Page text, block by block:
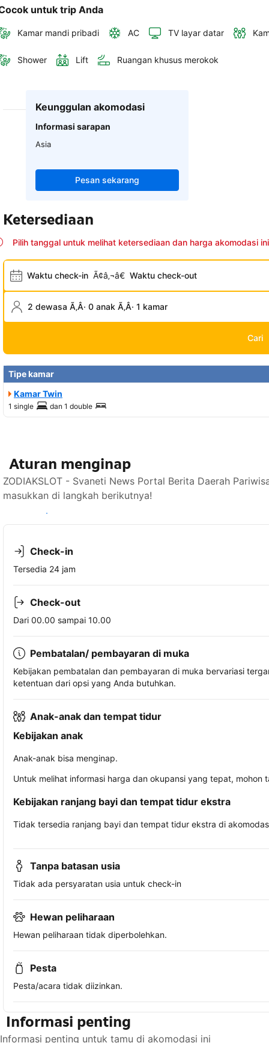
untuk trip Anda
Kamar mandi pribadi AC TV layar datar
Shower Lift Ruangan khusus merokok
Keunggulan akomodasi
Informasi sarapan
Asia
Pesan sekarang
Ketersediaan
Pilih tanggal untuk melihat ketersediaan dan harga akomodasi ini
Waktu check-in Ã¢â‚¬â€ Waktu check-out
2 dewasa Ã‚Â· 0 anak Ã‚Â· 1 kamar
Cari
Tipe kamar
Kamar Twin
1 single dan 1 double
Aturan menginap
ZODIAKSLOT - Svaneti News Portal Berita Daerah
masukkan di langkah berikutnya!
Lihat ketersediaan
Check-in
Tersedia 24 jam
Check-out
Dari 00.00 sampai 10.00
Pembatalan/ pembayaran di muka
Kebijakan pembatalan dan pembayaran di muka bervariasi
ketentuan dari opsi yang Anda butuhkan.
Anak-anak dan tempat tidur
Kebijakan anak
Anak-anak bisa menginap.
Untuk melihat informasi harga dan okupansi yang tepat,
Kebijakan ranjang bayi dan tempat tidur ekstra
Tidak tersedia ranjang bayi dan tempat tidur ekstra di
Tanpa batasan usia
Tidak ada persyaratan usia untuk check-in
Hewan peliharaan
Hewan peliharaan tidak diperbolehkan.
Pesta
Pesta/acara tidak diizinkan.
Informasi penting
Informasi penting untuk tamu di akomodasi ini